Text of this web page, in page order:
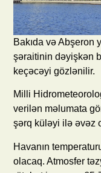
Bakıda və Abşeron
şəraitinin dəyişkən
keçəcəyi gözlənilir.
Milli
verilən məlumata
şərq küləyi ilə əvəz
Havanın
olacaq. Atmosfer